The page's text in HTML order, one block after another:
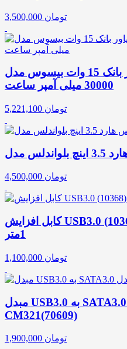
3,500,000 تومان
پاور بانک 15 وات بیسوس مدل PPDML-K02 ظرفیت
30000 میلی آمپر ساعت
5,221,100 تومان
4,500,000 تومان
کابل افزایش USB3.0 یوگرین مدل (10368)US129 طول
1متر
1,100,000 تومان
مبدل USB3.0 به SATA3.0 یوگرین مدل
CM321(70609)
1,900,000 تومان